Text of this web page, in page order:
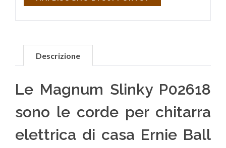
Descrizione
Le Magnum Slinky P02618
sono le corde per chitarra
elettrica di casa Ernie Ball